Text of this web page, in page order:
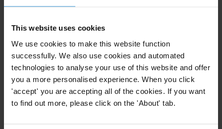
This website uses cookies
We use cookies to make this website function
successfully. We also use cookies and automated
technologies to analyse your use of this website and offer
you a more personalised experience. When you click
'accept' you are accepting all of the cookies. If you want
to find out more, please click on the 'About' tab.
Transparencia por Colombia
T:. 235 0900 Ext. 111 | M: 310 8742028
E:comunicaciones@transparenciacolombia.org.co